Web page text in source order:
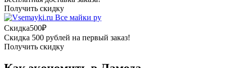
Получить скидку
Все майки ру
Скидка500₽
Скидка 500 рублей на первый заказ!
Получить скидку